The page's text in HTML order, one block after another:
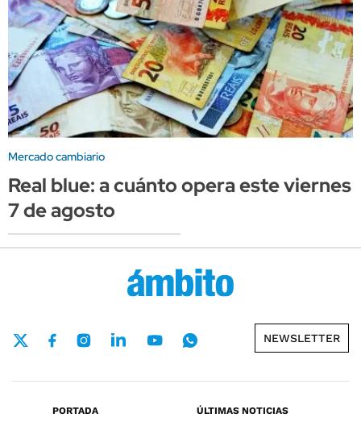
Mercado cambiario
Real blue: a cuánto opera este viernes
7 de agosto
NEWSLETTER
PORTADA
ÚLTIMAS NOTICIAS